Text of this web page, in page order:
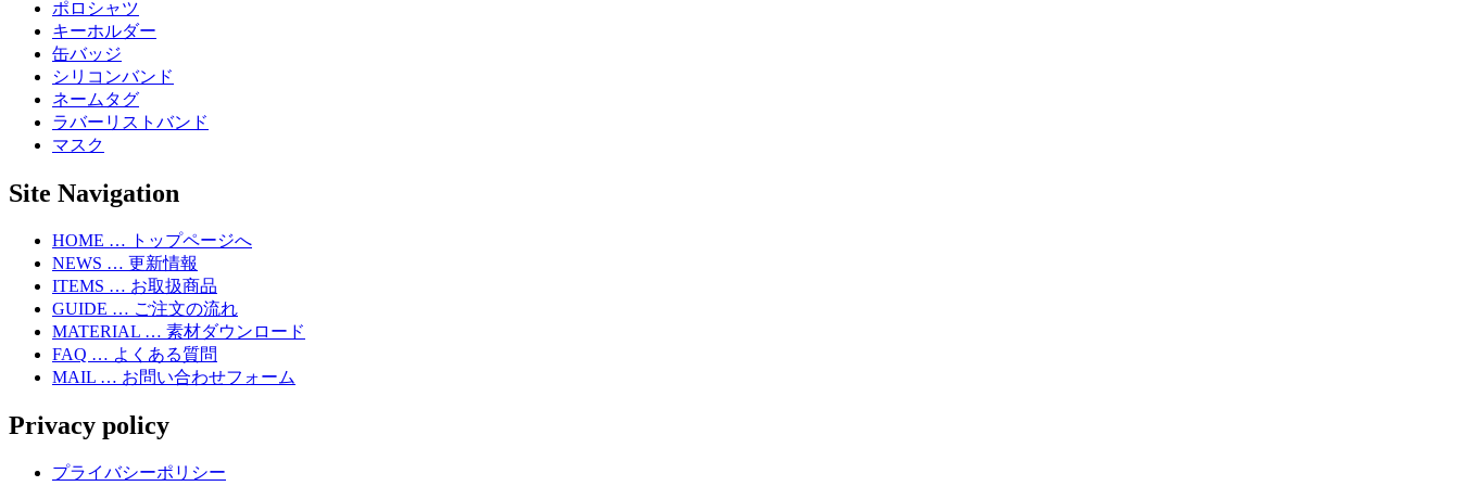
ポロシャツ
キーホルダー
缶バッジ
シリコンバンド
ネームタグ
ラバーリストバンド
マスク
Site Navigation
HOME … トップページへ
NEWS … 更新情報
ITEMS … お取扱商品
GUIDE … ご注文の流れ
MATERIAL … 素材ダウンロード
FAQ … よくある質問
MAIL … お問い合わせフォーム
Privacy policy
プライバシーポリシー